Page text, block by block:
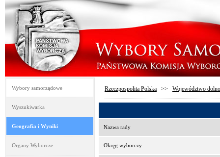
Wybory samorządowe
Wyszukiwarka
Geografia i Wyniki
Organy Wyborcze
Rzeczpospolita Polska >> Województwo
Nazwa rady
Okręg wyborczy